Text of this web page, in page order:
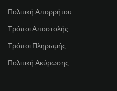
Πολιτική Απορρήτου
Τρόποι Αποστολής
Τρόποι Πληρωμής
Πολιτική Ακύρωσης